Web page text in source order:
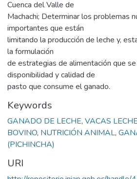
Cuenca del Valle de
Machachi; Determinar los problemas
importantes que están
limitando la producción de leche y,
la formulación
de estrategias de alimentación que
disponibilidad y calidad de
pasto que consume el ganado.
Keywords
GANADO DE LECHE, VACAS
BOVINO, NUTRICIÓN ANIMAL,
(PICHINCHA)
URI